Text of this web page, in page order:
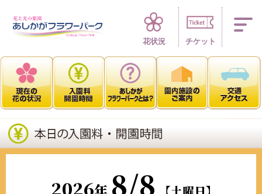
四季折々 花の
花状況 チケット
2026年 8/8